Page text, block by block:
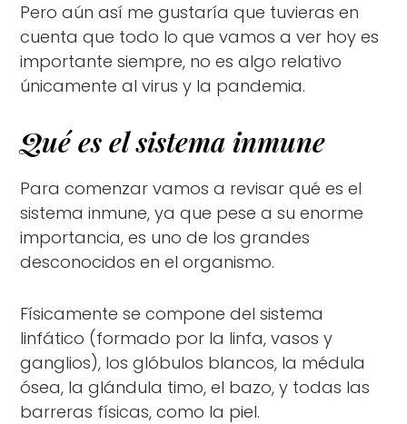
Pero aún así me gustaría que tuvieras en
cuenta que todo lo que vamos a ver hoy es
importante siempre, no es algo relativo
únicamente al virus y la pandemia.
Qué es el sistema inmune
Para comenzar vamos a revisar qué es el
sistema inmune, ya que pese a su enorme
importancia, es uno de los grandes
desconocidos en el organismo.
Físicamente se compone del sistema
linfático (formado por la linfa, vasos y
ganglios), los glóbulos blancos, la médula
ósea, la glándula timo, el bazo, y todas las
barreras físicas, como la piel.